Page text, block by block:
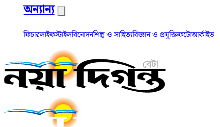
অন্যান্য
ফিচারলাইফস্টাইলবিনোদনশিল্প ও সাহিত্যবিজ্ঞান ও প্রযুক্তিফটোআর্কাইভ